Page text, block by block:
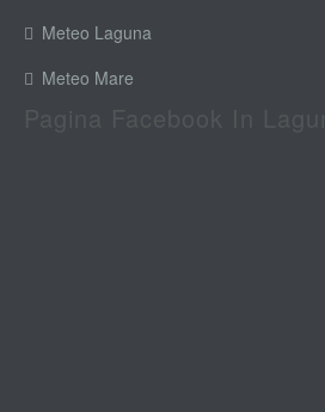
Meteo Laguna
Meteo Mare